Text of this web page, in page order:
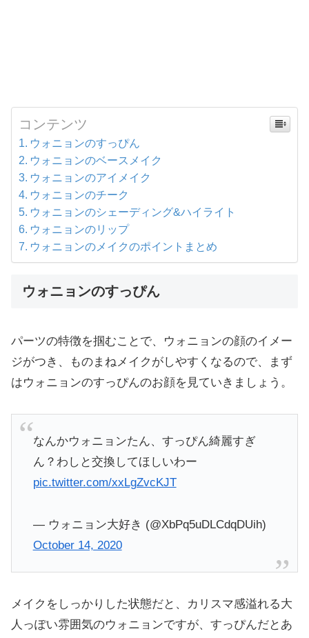
コンテンツ
ウォニョンのすっぴん
ウォニョンのベースメイク
ウォニョンのアイメイク
ウォニョンのチーク
ウォニョンのシェーディング&ハイライト
ウォニョンのリップ
ウォニョンのメイクのポイントまとめ
ウォニョンのすっぴん
パーツの特徴を掴むことで、ウォニョンの顔のイメー
ジがつき、ものまねメイクがしやすくなるので、まず
はウォニョンのすっぴんのお顔を見ていきましょう。
なんかウォニョンたん、すっぴん綺麗すぎ
ん？わしと交換してほしいわー
pic.twitter.com/xxLgZvcKJT
— ウォニョン大好き (@XbPq5uDLCdqDUih)
October 14, 2020
メイクをしっかりした状態だと、カリスマ感溢れる大
人っぽい雰囲気のウォニョンですが、すっぴんだとあ